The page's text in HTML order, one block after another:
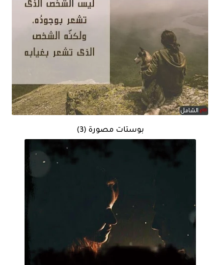
بوستات مصورة (3)